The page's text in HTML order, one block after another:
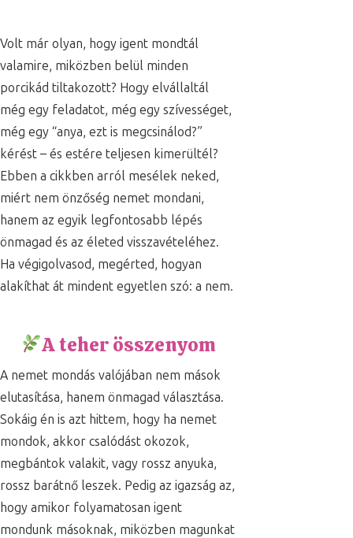
Volt már olyan, hogy igent mondtál
valamire, miközben belül minden
porcikád tiltakozott? Hogy elvállaltál
még egy feladatot, még egy szívességet,
még egy “anya, ezt is megcsinálod?”
kérést – és estére teljesen kimerültél?
Ebben a cikkben arról mesélek neked,
miért nem önzőség nemet mondani,
hanem az egyik legfontosabb lépés
önmagad és az életed visszavételéhez.
Ha végigolvasod, megérted, hogyan
alakíthat át mindent egyetlen szó: a nem.
A teher összenyom
A nemet mondás valójában nem mások
elutasítása, hanem önmagad választása.
Sokáig én is azt hittem, hogy ha nemet
mondok, akkor csalódást okozok,
megbántok valakit, vagy rossz anyuka,
rossz barátnő leszek. Pedig az igazság az,
hogy amikor folyamatosan igent
mondunk másoknak, miközben magunkat